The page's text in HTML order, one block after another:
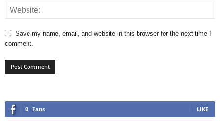
Save my name, email, and website in this browser for the next time I
comment.
0 Fans LIKE